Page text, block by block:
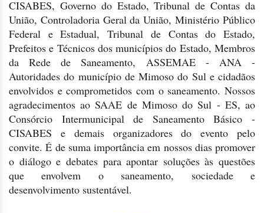
CISABES, Governo do Estado, Tribunal de Contas da
União, Controladoria Geral da União, Ministério Público
Federal e Estadual, Tribunal de Contas do Estado,
Prefeitos e Técnicos dos municípios do Estado, Membros
da Rede de Saneamento, ASSEMAE - ANA -
Autoridades do município de Mimoso do Sul e cidadãos
envolvidos e comprometidos com o saneamento. Nossos
agradecimentos ao SAAE de Mimoso do Sul - ES, ao
Consórcio Intermunicipal de Saneamento Básico -
CISABES e demais organizadores do evento pelo
convite. É de suma importância em nossos dias promover
o diálogo e debates para apontar soluções às questões
que envolvem o saneamento, sociedade e
desenvolvimento sustentável.